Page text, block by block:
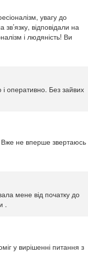
увагу до
відповідали на
і людяність! Ви
оперативно. Без зайвих
Вже не вперше звертаюсь
мене від початку до
.
у вирішенні питання з